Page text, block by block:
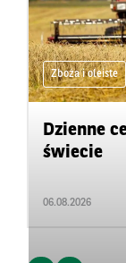
Zboża i oleiste
Dzienne
świecie
06.08.2026